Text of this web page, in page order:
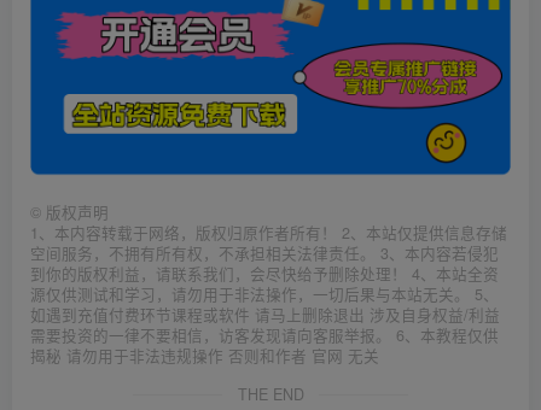
© 版权声明
1、本内容转载于网络，版权归原作者所有！ 2、本站仅提供信息存储
空间服务，不拥有所有权，不承担相关法律责任。 3、本内容若侵犯
到你的版权利益，请联系我们，会尽快给予删除处理！ 4、本站全资
源仅供测试和学习，请勿用于非法操作，一切后果与本站无关。 5、
如遇到充值付费环节课程或软件 请马上删除退出 涉及自身权益/利益
需要投资的一律不要相信，访客发现请向客服举报。 6、本教程仅供
揭秘 请勿用于非法违规操作 否则和作者 官网 无关
THE END